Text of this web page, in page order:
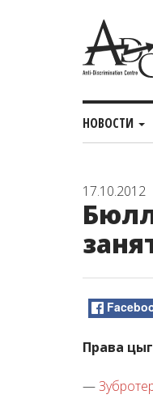
НОВОСТИ
17.10.2012
Права
—